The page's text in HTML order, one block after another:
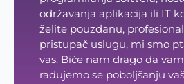
održavanja aplikacija ili IT
želite pouzdanu,
pristupač uslugu, mi smo
vas. Biće nam drago da
radujemo se poboljšanju